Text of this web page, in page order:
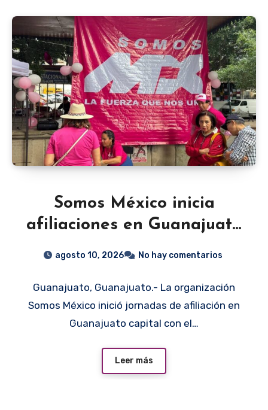
Somos México inicia
afiliaciones en Guanajuato
para competir por la
Distrito 4 en 2027
agosto 10, 2026 No hay comentarios
Guanajuato, Guanajuato.- La organización
Somos México inició jornadas de afiliación en
Guanajuato capital con el…
Leer más